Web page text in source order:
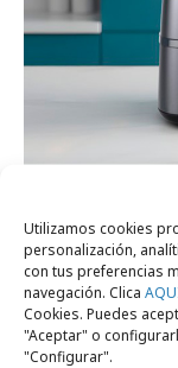
Utilizamos cookies
personalización,
con tus preferencias
navegación. Clica
Cookies. Puedes
"Aceptar" o
"Configurar".
Philips
"Me Tienes
Empresas y